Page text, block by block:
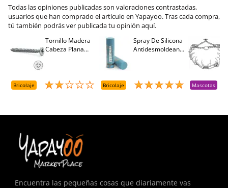
Todas las opiniones publicadas son valoraciones contrastadas,
usuarios que han comprado el artículo en Yapayoo. Tras cada compra,
tú también podrás ver publicada tu opinión aquí.
Tornillo Madera
Cabeza Plana
Bricolaje
Spray De Silicona
Antidesmoldeante
Bricolaje Mascotas
Encuentra las pequeñas cosas que diariamente vas